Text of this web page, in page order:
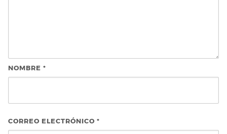
NOMBRE *
CORREO ELECTRÓNICO *